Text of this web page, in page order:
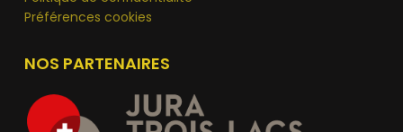
Préférences cookies
NOS PARTENAIRES